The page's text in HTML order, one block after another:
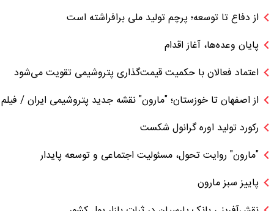
از دفاع تا توسعه؛ پرچم تولید ملی برافراشته است
پایان وعده‌ها، آغاز اقدام
اعتماد فعالان با حکمیت قیمت‌گذاری پتروشیمی تقویت می‌شود
از اصفهان تا خوزستان؛ "مارون" نقشه جدید پتروشیمی ایران / فیلم
رکورد تولید اوره گرانول شکست
"مارون" روایت تحول، مسئولیت اجتماعی و توسعه پایدار
پاییز سبز مارون